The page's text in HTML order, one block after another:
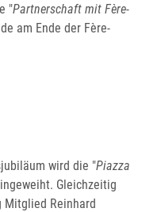
"Partnerschaft mit Fère-
am Ende der Fère-
wird die "Piazza
Gleichzeitig
Mitglied Reinhard